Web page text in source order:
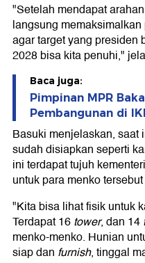
"Setelah mendapat
langsung
agar target yang presiden
2028 bisa kita penuhi,"
Baca juga:
Pimpinan MPR
Pembangunan di
Basuki menjelaskan, saat
sudah disiapkan seperti
ini terdapat tujuh
untuk para menko
"Kita bisa lihat fisik untuk
Terdapat 16tower, dan 14
menko-menko. Hunian
siap dan furnish, tinggal